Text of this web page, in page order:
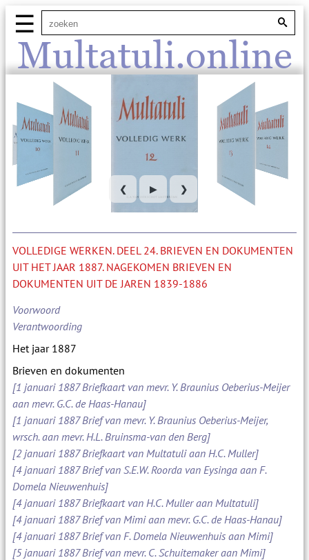
Multatuli.online
☰
❮ ▶ ❯
VOLLEDIGE WERKEN. DEEL 24. BRIEVEN EN DOKUMENTEN
UIT HET JAAR 1887. NAGEKOMEN BRIEVEN EN
DOKUMENTEN UIT DE JAREN 1839-1886
Voorwoord
Verantwoording
Het jaar 1887
Brieven en dokumenten
[1 januari 1887 Briefkaart van mevr. Y. Braunius Oeberius-Meijer
aan mevr. G.C. de Haas-Hanau]
[1 januari 1887 Brief van mevr. Y. Braunius Oeberius-Meijer,
wrsch. aan mevr. H.L. Bruinsma-van den Berg]
[2 januari 1887 Briefkaart van Multatuli aan H.C. Muller]
[4 januari 1887 Brief van S.E.W. Roorda van Eysinga aan F.
Domela Nieuwenhuis]
[4 januari 1887 Briefkaart van H.C. Muller aan Multatuli]
[4 januari 1887 Brief van Mimi aan mevr. G.C. de Haas-Hanau]
[4 januari 1887 Brief van F. Domela Nieuwenhuis aan Mimi]
[5 januari 1887 Brief van mevr. C. Schuitemaker aan Mimi]